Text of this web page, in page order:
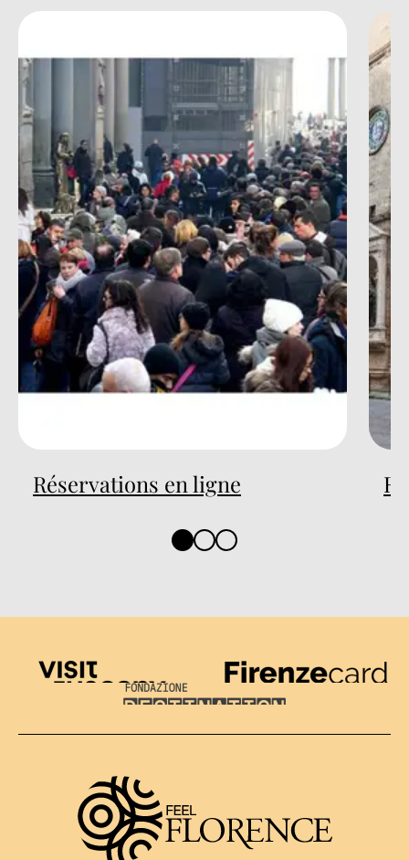
Réservations en ligne
Visit Tuscany
Firenze Card
Destination Florence